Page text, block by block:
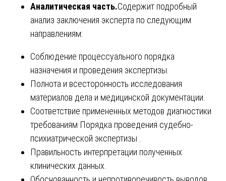
Аналитическая часть.Содержит подробный
анализ заключения эксперта по следующим
направлениям:
Соблюдение процессуального порядка
назначения и проведения экспертизы.
Полнота и всесторонность исследования
материалов дела и медицинской документации.
Соответствие примененных методов диагностики
требованиям Порядка проведения судебно-
психиатрической экспертизы .
Правильность интерпретации полученных
клинических данных.